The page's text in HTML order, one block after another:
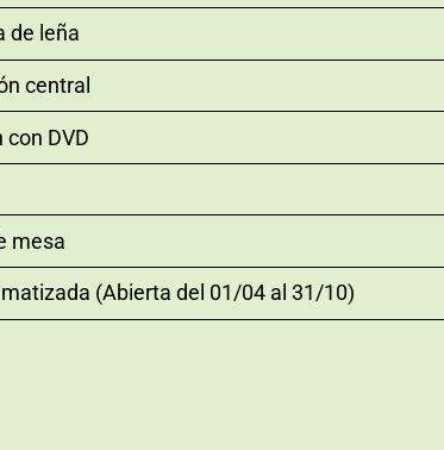
de leña
central
con DVD
mesa
(Abierta del 01/04 al 31/10)